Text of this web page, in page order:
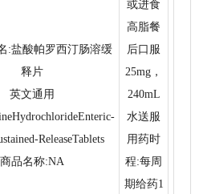
:盐酸帕罗西汀肠溶缓
释片
英文通用
ReleaseTablets
商品名称:NA
或进食
高脂餐
后口服
25mg，
240mL
水送服
用药时
程:每周
期给药1